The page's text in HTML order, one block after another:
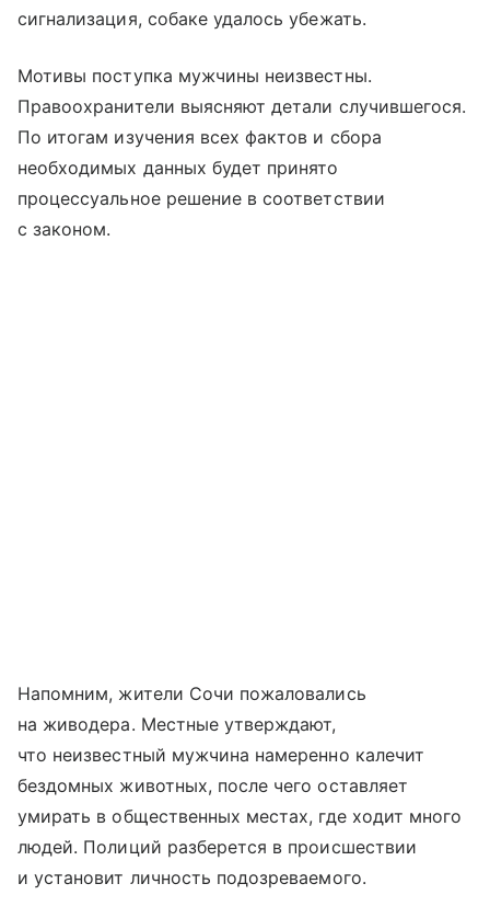
сигнализация, собаке удалось убежать.
Мотивы поступка мужчины неизвестны.
Правоохранители выясняют детали случившегося.
По итогам изучения всех фактов и сбора
необходимых данных будет принято
процессуальное решение в соответствии
с законом.
Напомним, жители Сочи пожаловались
на живодера. Местные утверждают,
что неизвестный мужчина намеренно калечит
бездомных животных, после чего оставляет
умирать в общественных местах, где ходит много
людей. Полиций разберется в происшествии
и установит личность подозреваемого.